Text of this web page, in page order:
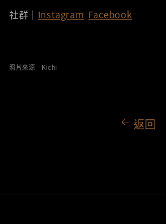
社群｜ Instagram Facebook
照片來源 Kichi
返回